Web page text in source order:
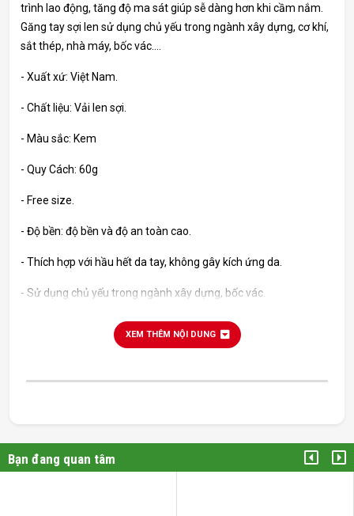
trình lao động, tăng độ ma sát giúp sễ dàng hơn khi cầm nắm.
Găng tay sợi len sử dụng chủ yếu trong ngành xây dựng, cơ khí,
sắt thép, nhà máy, bốc vác....
- Xuất xứ: Việt Nam.
- Chất liệu: Vải len sợi.
- Màu sắc: Kem
- Quy Cách: 60g
- Free size.
- Độ bền: độ bền và độ an toàn cao.
- Thích hợp với hầu hết da tay, không gây kích ứng da.
- Sử dụng chủ yếu trong ngành xây dựng, bốc vác.
XEM THÊM NỘI DUNG
Bạn đang quan tâm